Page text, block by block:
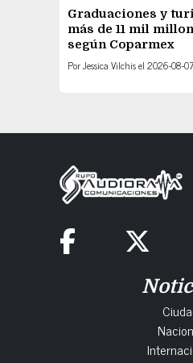
Graduaciones y
más de 11 mil
según Coparmex
PorJessica Vilchisel 2026-08-